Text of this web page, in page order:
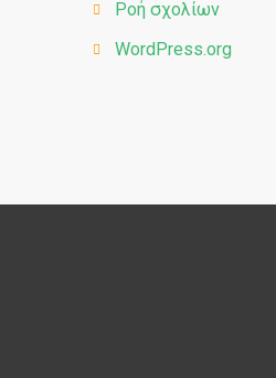
Ροή σχολίων
WordPress.org